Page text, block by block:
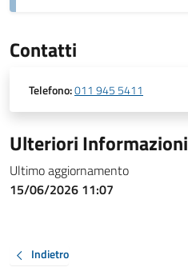
Contatti
Telefono:011 945 5411
Ulteriori Informazioni
Ultimo aggiornamento
15/06/2026 11:07
Indietro